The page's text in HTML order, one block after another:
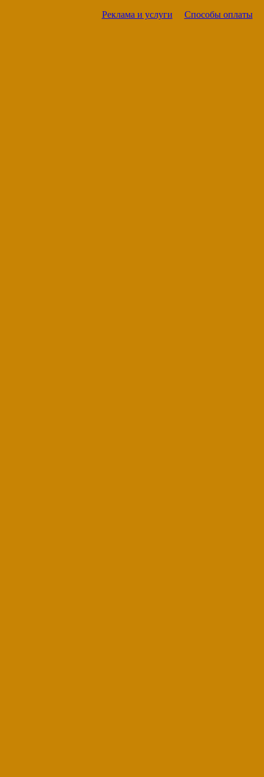
Реклама и услуги Способы оплаты